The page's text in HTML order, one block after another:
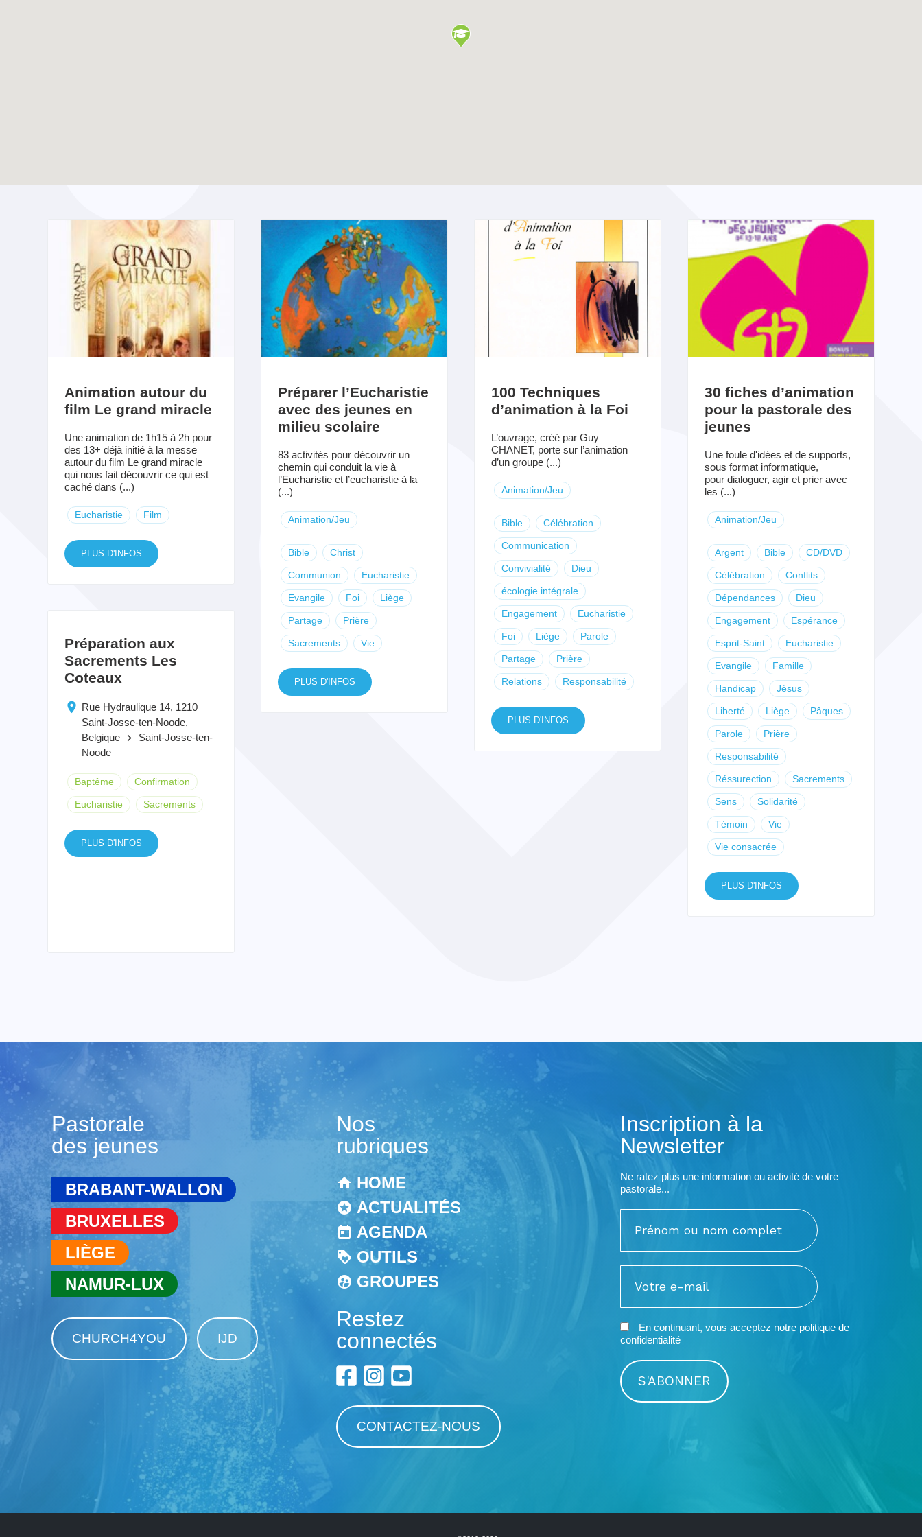
Animation autour du
film Le grand miracle
Une animation de 1h15 à 2h pour
des 13+ déjà initié à la messe
autour du film Le grand miracle
qui nous fait découvrir ce qui est
caché dans (...)
Eucharistie Film
PLUS D'INFOS
Préparer l’Eucharistie
avec des jeunes en
milieu scolaire
83 activités pour découvrir un
chemin qui conduit la vie à
l’Eucharistie et l’eucharistie à la
(...)
Animation/Jeu
Bible Christ
Communion Eucharistie
Evangile Foi Liège
Partage Prière
Sacrements Vie
PLUS D'INFOS
100 Techniques
d’animation à la Foi
L’ouvrage, créé par Guy
CHANET, porte sur l’animation
d’un groupe (...)
Animation/Jeu
Bible Célébration
Communication
Convivialité Dieu
écologie intégrale
Engagement Eucharistie
Foi Liège Parole
Partage Prière
Relations Responsabilité
PLUS D'INFOS
30 fiches d’animation
pour la pastorale des
jeunes
Une foule d'idées et de supports,
sous format informatique,
pour dialoguer, agir et prier avec
les (...)
Animation/Jeu
Argent Bible CD/DVD
Célébration Conflits
Dépendances Dieu
Engagement Espérance
Esprit-Saint Eucharistie
Evangile Famille
Handicap Jésus
Liberté Liège Pâques
Parole Prière
Responsabilité
Réssurection Sacrements
Sens Solidarité
Témoin Vie
Vie consacrée
PLUS D'INFOS
Préparation aux
Sacrements Les
Coteaux
Rue Hydraulique 14, 1210
Saint-Josse-ten-Noode,
Belgique
keyboard_arrow_right
Saint-Josse-ten-
Noode
Baptême Confirmation
Eucharistie Sacrements
PLUS D'INFOS
Pastorale
des jeunes
BRABANT-WALLON
BRUXELLES
LIÈGE
NAMUR-LUX
CHURCH4YOU IJD
Nos
rubriques
HOME
ACTUALITÉS
AGENDA
OUTILS
GROUPES
Restez
connectés
CONTACTEZ-NOUS
Inscription à la
Newsletter
Ne ratez plus une information ou activité de votre
pastorale...
En continuant, vous acceptez notre politique de
confidentialité